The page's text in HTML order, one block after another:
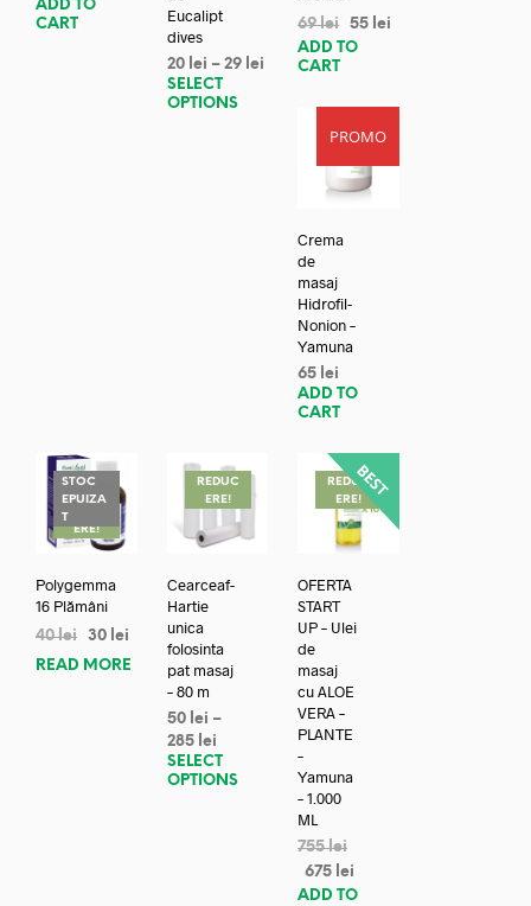
ADD TO
CART
Eucalipt
dives
20 lei – 29 lei
SELECT
OPTIONS
69lei 55 lei
ADD TO
CART
PROMO
Crema
de
masaj
Hidrofil-
Nonion –
Yamuna
65 lei
ADD TO
CART
STOC
EPUIZA
TREDUC
ERE!
Polygemma
16 Plămâni
40lei 30 lei
READ MORE
REDUC
ERE!
Cearceaf-
Hartie
unica
folosinta
pat masaj
– 80 m
50 lei –
285 lei
SELECT
OPTIONS
REDUC
ERE!
OFERTA
START
UP – Ulei
de
masaj
cu ALOE
VERA –
PLANTE
–
Yamuna
– 1.000
ML
755lei
675 lei
ADD TO